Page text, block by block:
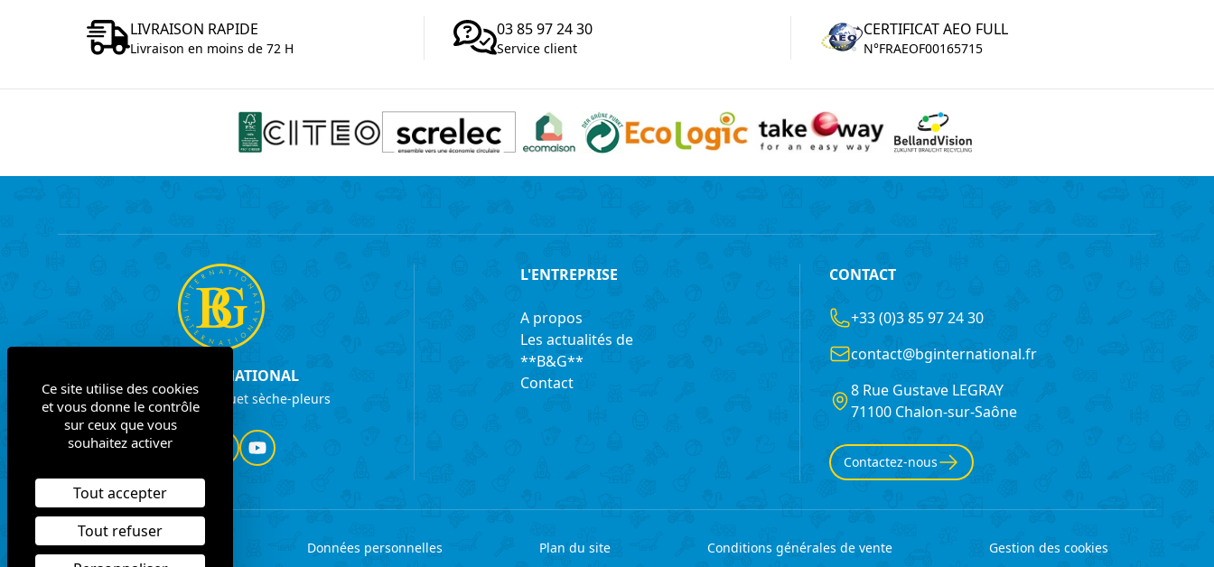
LIVRAISON RAPIDE
Livraison en moins de 72 H
03 85 97 24 30
Service client
CERTIFICAT AEO FULL
N°FRAEOF00165715
B&G INTERNATIONAL
Le spécialiste du jouet sèche-pleurs
FacebookLinkedInYouTube
L'ENTREPRISE
A propos
Les actualités de
**B&G**
Contact
CONTACT
+33 (0)3 85 97 24 30
contact@bginternational.fr
8 Rue Gustave LEGRAY
71100 Chalon-sur-SaôneFrance
Contactez-nous
Mentions légales Données personnelles Plan du site Conditions générales de vente Gestion des cookies
Ce site utilise des cookies
et vous donne le contrôle
sur ceux que vous
souhaitez activer
Tout accepter
Tout refuser